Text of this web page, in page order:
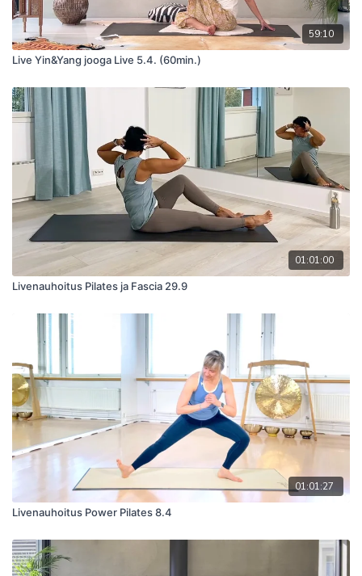
59:10
Live Yin&Yang jooga Live 5.4. (60min.)
01:01:00
Livenauhoitus Pilates ja Fascia 29.9
01:01:27
Livenauhoitus Power Pilates 8.4